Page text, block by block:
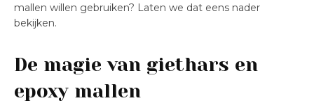
mallen willen gebruiken? Laten we dat eens nader
bekijken.
De magie van giethars en
epoxy mallen